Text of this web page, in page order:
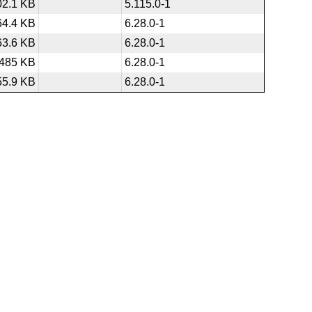
KB
5.115.0-1
KB
6.28.0-1
KB
6.28.0-1
KB
6.28.0-1
KB 6.28.0-1